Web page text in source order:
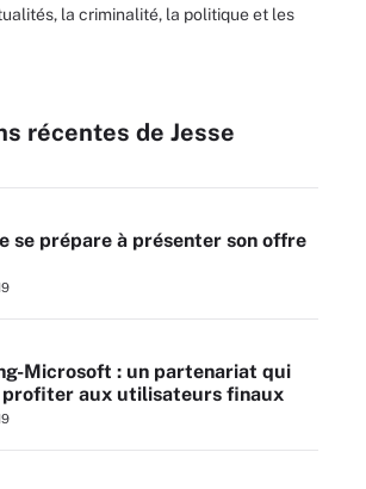
la criminalité, la politique et les
récentes de Jesse
se prépare à présenter son offre
Microsoft : un partenariat qui
aux utilisateurs finaux